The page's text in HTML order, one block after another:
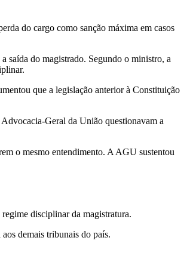
do cargo como sanção máxima em casos
saída do magistrado. Segundo o ministro, a
que a legislação anterior à Constituição
Geral da União questionavam a
o mesmo entendimento. A AGU sustentou
disciplinar da magistratura.
demais tribunais do país.